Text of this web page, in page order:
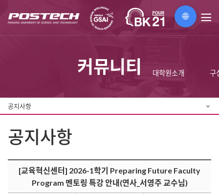
대학원소개 구
메
커뮤니티
공지사항
공지사항
[교육혁신센터] 2026-1학기 Preparing Future Faculty
Program 멘토링 특강 안내(연사_서영주 교수님)
🌐